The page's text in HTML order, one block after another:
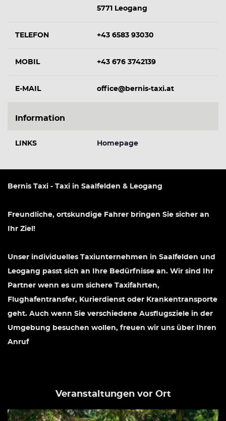
5771 Leogang
TELEFON +43 6583 93030
MOBIL +43 676 3742139
E-MAIL office@bernis-taxi.at
Information
LINKS Homepage
Bernis Taxi - Taxi in Saalfelden & Leogang
Freundliche, ortskundige Fahrer bringen Sie sicher an
Ihr Ziel!
Unser individuelles Taxiunternehmen in Saalfelden und
Leogang passt sich an Ihre Bedürfnisse an. Wir sind Ihr
Partner wenn es um sichere Taxifahrten,
Flughafentransfer, Kurierdienst oder Krankentransporte
geht. Auch wenn Sie verschiedene Ausflugsziele in der
Umgebung besuchen wollen, freuen wir uns über Ihren
Anruf
Veranstaltungen vor Ort